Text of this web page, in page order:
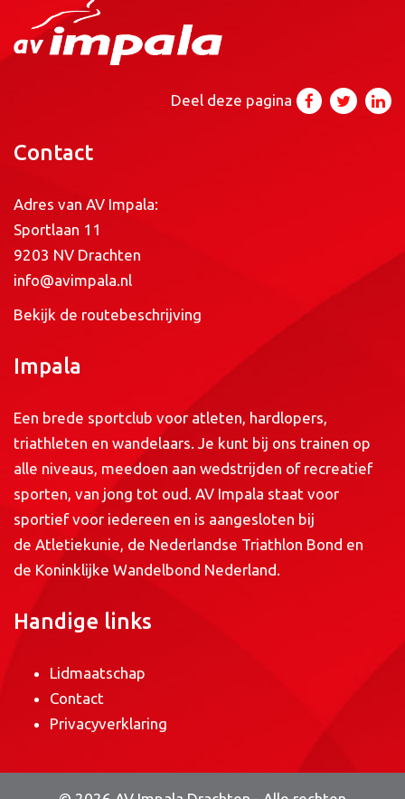
Deel deze pagina
Contact
Adres van AV Impala:
Sportlaan 11
9203 NV Drachten
info@avimpala.nl
Bekijk de routebeschrijving
Impala
Een brede sportclub voor atleten, hardlopers,
triathleten en wandelaars. Je kunt bij ons trainen op
alle niveaus, meedoen aan wedstrijden of recreatief
sporten, van jong tot oud. AV Impala staat voor
sportief voor iedereen en is aangesloten bij
de Atletiekunie, de Nederlandse Triathlon Bond en
de Koninklijke Wandelbond Nederland.
Handige links
Lidmaatschap
Contact
Privacyverklaring